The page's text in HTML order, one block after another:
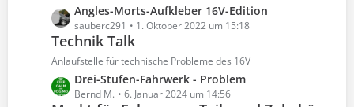
L
e
t
z
e
Angles-Morts-Aufkleber 16V-Edition
sauberc291 1. Oktober 2022 um 15:18
Technik Talk
Anlaufstelle für technische Probleme des 16V
L
e
Drei-Stufen-Fahrwerk - Problem
Bernd M. 6. Januar 2024 um 14:56